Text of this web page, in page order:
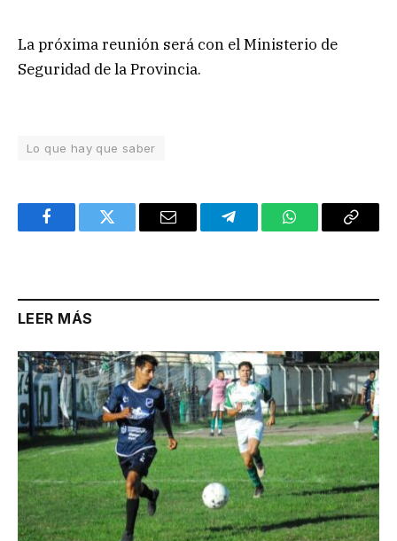
La próxima reunión será con el Ministerio de
Seguridad de la Provincia.
Lo que hay que saber
FacebookTwitter Email TelegramWhatsAppCopy
LEER MÁS